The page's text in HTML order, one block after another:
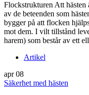
Flockstrukturen Att hästen
av de beteenden som
bygger på att flocken
mot dem. I vilt tillstånd
harem) som består av ett
Artikel
apr 08
Säkerhet med hästen